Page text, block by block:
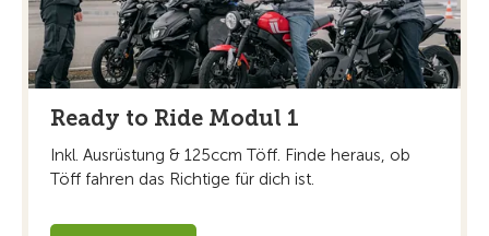
Ready to Ride Modul 1
Inkl. Ausrüstung & 125ccm Töff. Finde heraus, ob
Töff fahren das Richtige für dich ist.